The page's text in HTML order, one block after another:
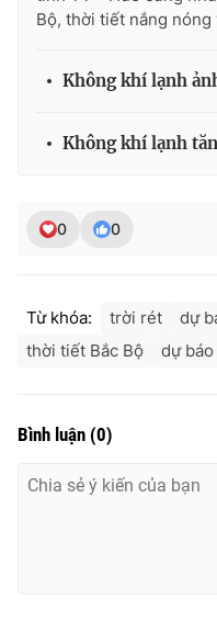
Ðiện thoại Thời báo VTV:
Liên hệ quảng cáo:024-
thông tin từ website này.
Bộ, thời tiết nắng nóng
Không khí lạnh
Không khí lạnh
0 0
Từ khóa: trời rét dự
thời tiết Bắc Bộ
dự
Bình luận (0)